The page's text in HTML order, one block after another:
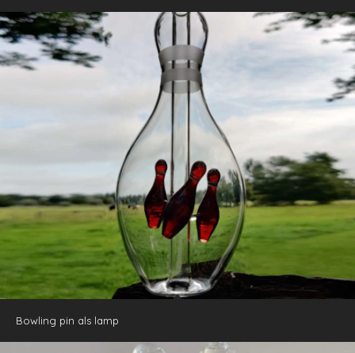
Bowling pin als lamp